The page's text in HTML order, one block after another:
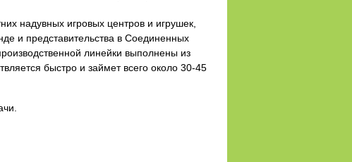
надувных игровых центров и игрушек,
и представительства в Соединенных
линейки выполнены из
быстро и займет всего около 30-45